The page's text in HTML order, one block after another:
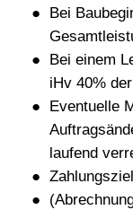
Bei
Bei einem
iHv 40%
Eventuelle
laufend